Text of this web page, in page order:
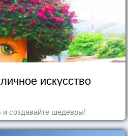
искусство
и создавайте шедевры!